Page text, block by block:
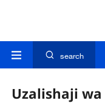
search
Uzalishaji